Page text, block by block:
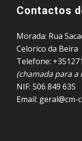
Contactos
Morada: Rua
Celorico da Beira
Telefone:
(chamada para a
NIF: 506 849 635
Email: